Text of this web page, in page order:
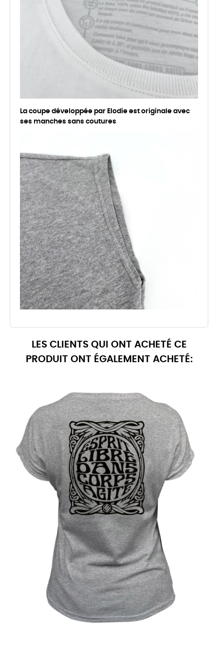
La coupe développée par Elodie est originale avec
ses manches sans coutures
LES CLIENTS QUI ONT ACHETÉ CE
PRODUIT ONT ÉGALEMENT ACHETÉ: